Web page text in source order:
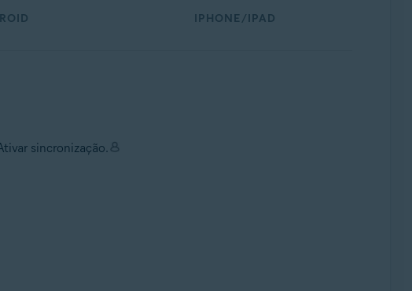
IPHONE/IPAD
sincronização.